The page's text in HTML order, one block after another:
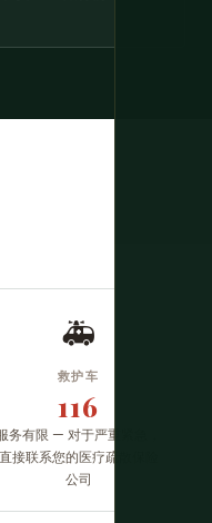
🚑
救护车
116
务有限 — 对于严重紧急，
直接联系您的医疗疏散保险
公司